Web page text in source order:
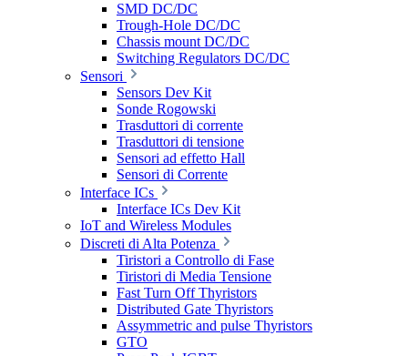
SMD DC/DC
Trough-Hole DC/DC
Chassis mount DC/DC
Switching Regulators DC/DC
Sensori
Sensors Dev Kit
Sonde Rogowski
Trasduttori di corrente
Trasduttori di tensione
Sensori ad effetto Hall
Sensori di Corrente
Interface ICs
Interface ICs Dev Kit
IoT and Wireless Modules
Discreti di Alta Potenza
Tiristori a Controllo di Fase
Tiristori di Media Tensione
Fast Turn Off Thyristors
Distributed Gate Thyristors
Assymmetric and pulse Thyristors
GTO